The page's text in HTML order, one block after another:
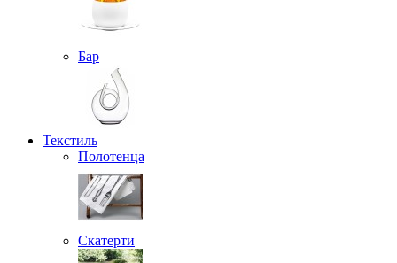
Бар
Текстиль
Полотенца
Скатерти